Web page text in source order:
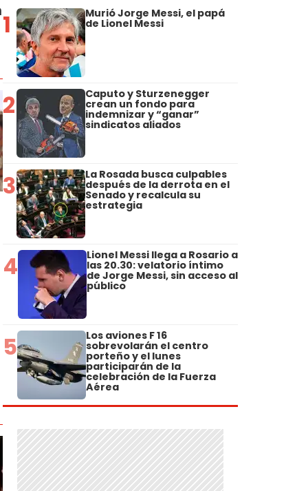
1 Murió Jorge Messi, el papá
de Lionel Messi
2 Caputo y Sturzenegger
crean un fondo para
indemnizar y “ganar”
sindicatos aliados
3 La Rosada busca culpables
después de la derrota en el
Senado y recalcula su
estrategia
4 Lionel Messi llega a Rosario a
las 20.30: velatorio íntimo
de Jorge Messi, sin acceso al
público
5 Los aviones F 16
sobrevolarán el centro
porteño y el lunes
participarán de la
celebración de la Fuerza
Aérea